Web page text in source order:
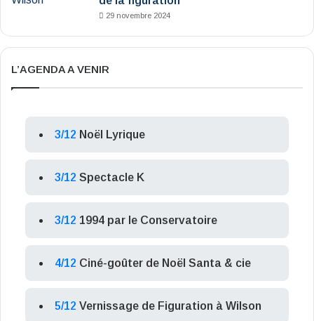
29 novembre 2024
L’AGENDA A VENIR
3/12 Noël Lyrique
3/12 Spectacle K
3/12 1994 par le Conservatoire
4/12 Ciné-goûter de Noël Santa & cie
5/12 Vernissage de Figuration à Wilson